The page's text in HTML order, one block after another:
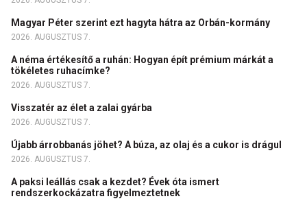
Magyar Péter szerint ezt hagyta hátra az Orbán-kormány
2026. AUGUSZTUS 7.
A néma értékesítő a ruhán: Hogyan épít prémium márkát a
tökéletes ruhacímke?
2026. AUGUSZTUS 7.
Visszatér az élet a zalai gyárba
2026. AUGUSZTUS 7.
Újabb árrobbanás jöhet? A búza, az olaj és a cukor is drágul
2026. AUGUSZTUS 7.
A paksi leállás csak a kezdet? Évek óta ismert
rendszerkockázatra figyelmeztetnek